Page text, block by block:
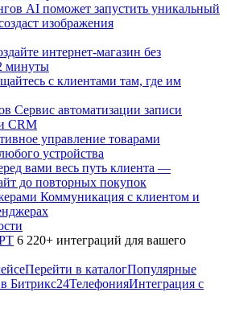
AI поможет запустить уникальный
изображения
интернет-магазин без
минуты
с клиентами там, где им
Сервис автоматизации записи
CRM
управление товарами
устройства
вами весь путь клиента —
до повторных покупок
Коммуникация с клиентом и
6 220+ интеграций для вашего
Перейти в каталогПопулярные
Битрикс24ТелефонияИнтеграция с